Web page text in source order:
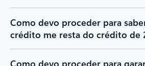
Como devo proceder para
crédito me resta do crédito de
Como devo proceder para